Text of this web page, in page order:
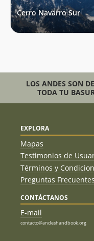
Cerro Navarro Sur
LOS ANDES SON
TODA TU
EXPLORA
Mapas
Testimonios de
Términos y
Preguntas Frecuentes
CONTÁCTANOS
E-mail
contacto@andeshandbook.org